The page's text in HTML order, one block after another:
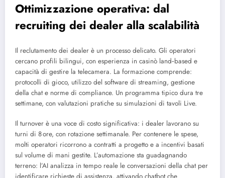
Ottimizzazione operativa: dal
recruiting dei dealer alla scalabilità
Il reclutamento dei dealer è un processo delicato. Gli operatori
cercano profili bilingui, con esperienza in casinò land‑based e
capacità di gestire la telecamera. La formazione comprende:
protocolli di gioco, utilizzo del software di streaming, gestione
della chat e norme di compliance. Un programma tipico dura tre
settimane, con valutazioni pratiche su simulazioni di tavoli Live.
Il turnover è una voce di costo significativa: i dealer lavorano su
turni di 8 ore, con rotazione settimanale. Per contenere le spese,
molti operatori ricorrono a contratti a progetto e a incentivi basati
sul volume di mani gestite. L’automazione sta guadagnando
terreno: l’AI analizza in tempo reale le conversazioni della chat per